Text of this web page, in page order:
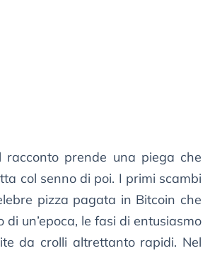
prende una piega che
col senno di poi. I primi scambi
pizza pagata in Bitcoin che
di un’epoca, le fasi di entusiasmo
da crolli altrettanto rapidi. Nel